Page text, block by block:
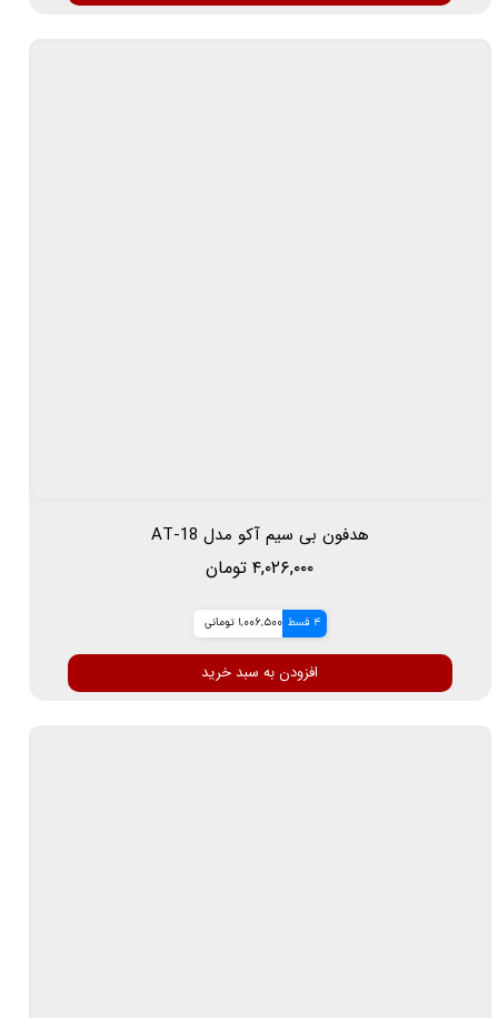
هدفون بی سیم آکو مدل AT-18
۴,۰۲۶,۰۰۰ تومان
4 قسط 1,006,500 تومانی
افزودن به سبد خرید